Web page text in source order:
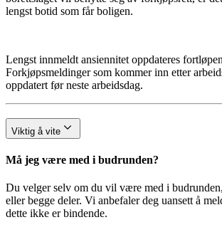
lengst botid som får boligen.
Lengst innmeldt ansiennitet oppdateres
Forkjøpsmeldinger som kommer inn etter
oppdatert før neste arbeidsdag.
Viktig å vite
Må jeg være med i budrunden?
Du velger selv om du vil være med i
eller begge deler. Vi anbefaler deg uansett å
dette ikke er bindende.